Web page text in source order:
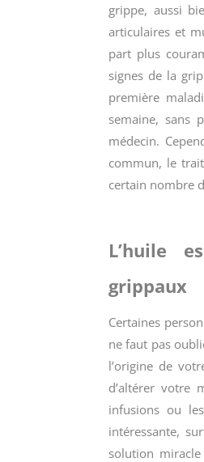
grippe, aussi
articulaires et
part plus
signes de la
première
semaine, sans
médecin.
commun, le
certain nombre
L’huile
grippaux
Certaines
ne faut pas
l’origine de
d’altérer votre
infusions ou
intéressante,
solution miracle